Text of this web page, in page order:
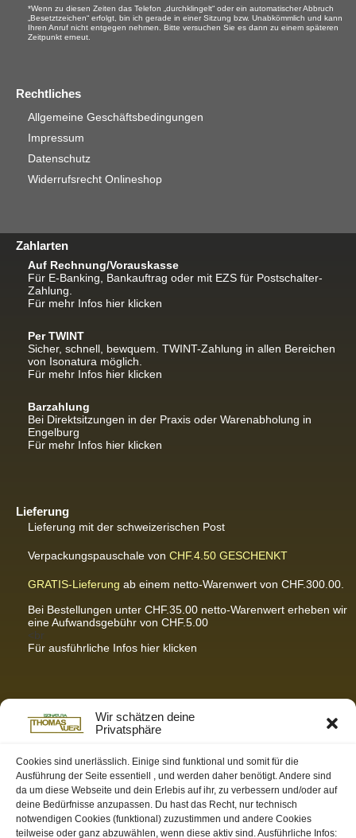
Wir schätzen deine
Privatsphäre
Cookies sind unerlässlich. Einige sind funktional und somit für die
Ausführung der Seite essentiell , und werden daher benötigt. Andere sind
da um diese Webseite und dein Erlebis auf ihr, zu verbessern und/oder auf
deine Bedürfnisse anzupassen. Du hast das Recht, nur technisch
notwendigen Cookies (funktional) zuzustimmen und andere Cookies
teilweise oder ganz abzuwählen, wenn diese aktiv sind. Ausführliche Infos:
*Wenn zu diesen Zeiten das Telefon „durchklingelt“ oder ein automatischer Abbruch
„Besetztzeichen“ erfolgt, bin ich gerade in einer Sitzung bzw. Unabkömmlich und kann
Ihren Anruf nicht entgegen nehmen. Bitte versuchen Sie es dann zu einem späteren
Zeitpunkt erneut.
Rechtliches
Allgemeine Geschäftsbedingungen
Impressum
Datenschutz
Widerrufsrecht Onlineshop
Zahlarten
Auf Rechnung/Vorauskasse
Für E-Banking, Bankauftrag oder mit EZS für Postschalter-
Zahlung.
Für mehr Infos hier klicken
Per TWINT
Sicher, schnell, bewquem. TWINT-Zahlung in allen Bereichen
von Isonatura möglich.
Für mehr Infos hier klicken
Barzahlung
Bei Direktsitzungen in der Praxis oder Warenabholung in
Engelburg
Für mehr Infos hier klicken
Lieferung
Lieferung mit der schweizerischen Post
Verpackungspauschale von CHF.4.50 GESCHENKT
GRATIS-Lieferung ab einem netto-Warenwert von CHF.300.00.
Bei Bestellungen unter CHF.35.00 netto-Warenwert erheben wir
eine Aufwandsgebühr von CHF.5.00
<br
Für ausführliche Infos hier klicken
Partnerseiten / Empfehlungen
K-Wellness – Karin Meier
S&S Informatik GmbH
Ihr Partner für zukunftsorientierte Informatik
Swiss-skymodel